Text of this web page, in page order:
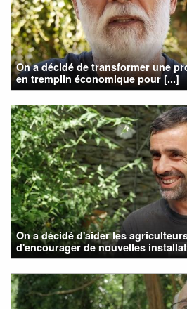
On a décidé de transformer une
en tremplin économique pour [...]
On a décidé d'aider les
d'encourager de nouvelles